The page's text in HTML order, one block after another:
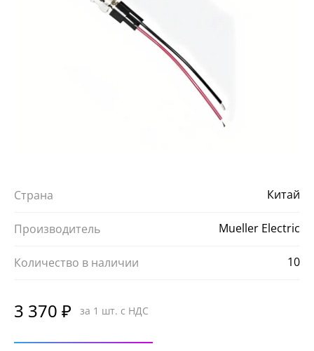
Страна Китай
Производитель Mueller Electric
Количество в наличии 10
3 370 ₽ за 1 шт. с НДС